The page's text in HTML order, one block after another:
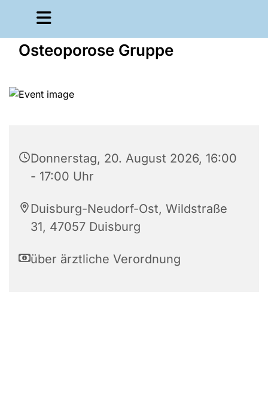
Osteoporose Gruppe
Donnerstag, 20. August 2026, 16:00
- 17:00 Uhr
Duisburg-Neudorf-Ost, Wildstraße
31, 47057 Duisburg
über ärztliche Verordnung